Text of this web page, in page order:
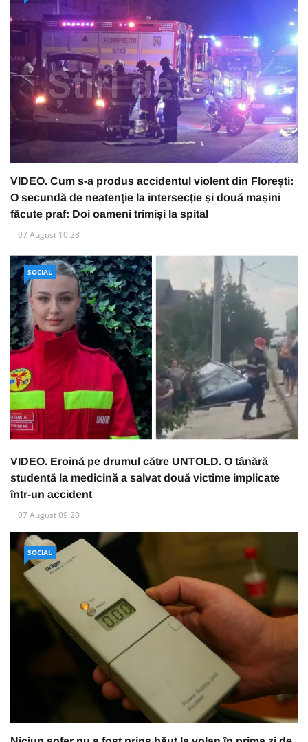
VIDEO. Cum s-a produs accidentul violent din Florești:
O secundă de neatenție la intersecție și două mașini
făcute praf: Doi oameni trimiși la spital
07 August 10:28
SOCIAL
VIDEO. Eroină pe drumul către UNTOLD. O tânără
studentă la medicină a salvat două victime implicate
într-un accident
07 August 09:20
SOCIAL